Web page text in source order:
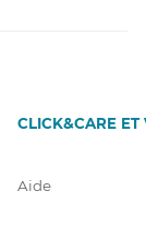
CLICK&CARE ET
Aide